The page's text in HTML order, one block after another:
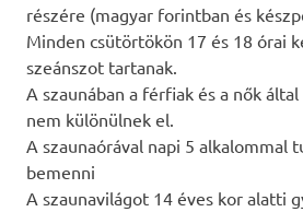
részére (magyar forintban és
Minden csütörtökön 17 és 18 órai
szeánszot tartanak.
A szaunában a férfiak és a nők
nem különülnek el.
A szaunaórával napi 5 alkalommal
bemenni
A szaunavilágot 14 éves kor alatti